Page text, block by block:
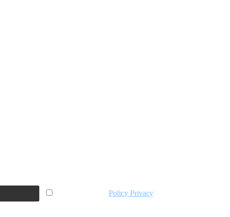
Policy Privacy